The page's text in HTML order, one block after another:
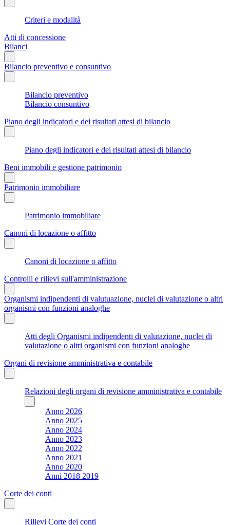
Criteri e modalità
Atti di concessione
Bilanci
Bilancio preventivo e consuntivo
Bilancio preventivo
Bilancio consuntivo
Piano degli indicatori e dei risultati attesi di bilancio
Piano degli indicatori e dei risultati attesi di bilancio
Beni immobili e gestione patrimonio
Patrimonio immobiliare
Patrimonio immobiliare
Canoni di locazione o affitto
Canoni di locazione o affitto
Controlli e rilievi sull'amministrazione
Organismi indipendenti di valutuazione, nuclei di valutazione o altri
organismi con funzioni analoghe
Atti degli Organismi indipendenti di valutazione, nuclei di
valutazione o altri organismi con funzioni analoghe
Organi di revisione amministrativa e contabile
Relazioni degli organi di revisione amministrativa e contabile
Anno 2026
Anno 2025
Anno 2024
Anno 2023
Anno 2022
Anno 2021
Anno 2020
Anni 2018 2019
Corte dei conti
Rilievi Corte dei conti